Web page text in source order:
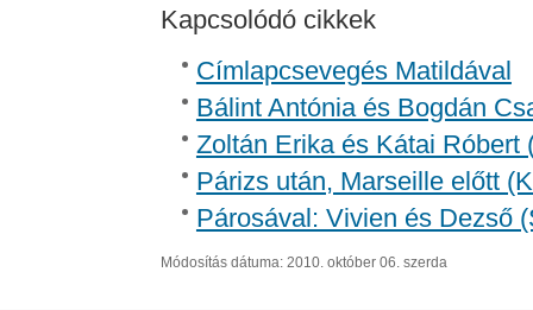
Kapcsolódó cikkek
Címlapcsevegés Matildával
Bálint Antónia és Bogdán
Zoltán Erika és Kátai Róbert
Párizs után, Marseille előtt
Párosával: Vivien és Dezső
Módosítás dátuma: 2010. október 06. szerda